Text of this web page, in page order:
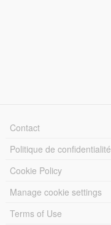
Contact
Politique de confidentialité
Cookie Policy
Manage cookie settings
Terms of Use